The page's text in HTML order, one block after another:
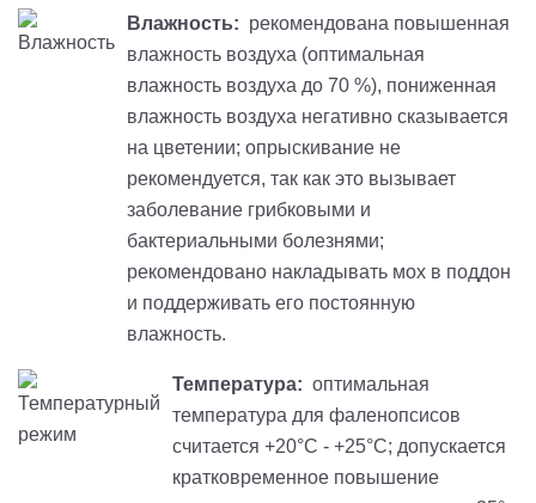
Влажность: рекомендована повышенная
влажность воздуха (оптимальная
влажность воздуха до 70 %), пониженная
влажность воздуха негативно сказывается
на цветении; опрыскивание не
рекомендуется, так как это вызывает
заболевание грибковыми и
бактериальными болезнями;
рекомендовано накладывать мох в поддон
и поддерживать его постоянную
влажность.
Температура: оптимальная
температура для фаленопсисов
считается +20°С - +25°С; допускается
кратковременное повышение